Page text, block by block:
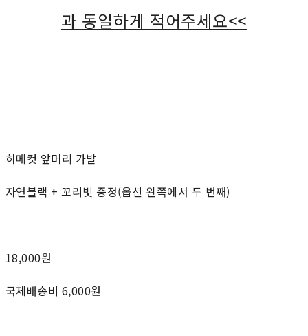
과 동일하게 적어주세요<<
히메컷 앞머리 가발
자연블랙 + 꼬리빗 증정(옵션 왼쪽에서 두 번째)
18,000원
국제배송비 6,000원